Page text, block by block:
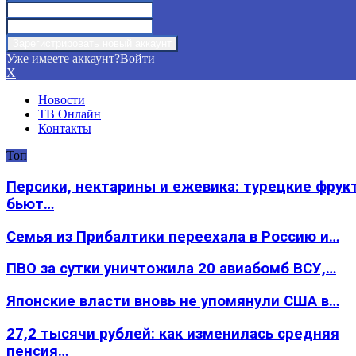
Уже имеете аккаунт?Войти
X
Новости
ТВ Онлайн
Контакты
Топ
Персики, нектарины и ежевика: турецкие
бьют…
Семья из Прибалтики переехала в Россию и…
ПВО за сутки уничтожила 20 авиабомб ВСУ,…
Японские власти вновь не упомянули США в…
27,2 тысячи рублей: как изменилась средняя
пенсия…